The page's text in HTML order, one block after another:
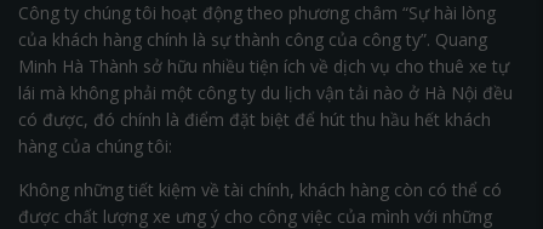
Công ty chúng tôi hoạt động theo phương châm “Sự hài lòng
của khách hàng chính là sự thành công của công ty”. Quang
Minh Hà Thành sở hữu nhiều tiện ích về dịch vụ cho thuê xe tự
lái mà không phải một công ty du lịch vận tải nào ở Hà Nội đều
có được, đó chính là điểm đặt biệt để hút thu hầu hết khách
hàng của chúng tôi:
Không những tiết kiệm về tài chính, khách hàng còn có thể có
được chất lượng xe ưng ý cho công việc của mình với những